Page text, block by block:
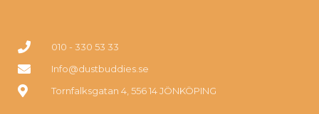
010 - 330 53 33
Info@dustbuddies.se
Tornfalksgatan 4, 556 14 JÖNKÖPING